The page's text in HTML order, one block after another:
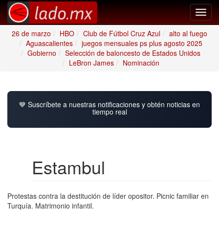
26 de marzo
HBO Club de Fútbol Cruz Azul
alto al fuego
Aguascalientes
juegos mensuales ps plus agosto 2025
Gobierno
Selección de baloncesto de Estados Unidos
LeBron James
Nominación
💙 Suscríbete a nuestras notificaciones y obtén noticias en
tiempo real
Estambul
Protestas contra la destitución de líder opositor. Picnic familiar en
Turquía. Matrimonio infantil.